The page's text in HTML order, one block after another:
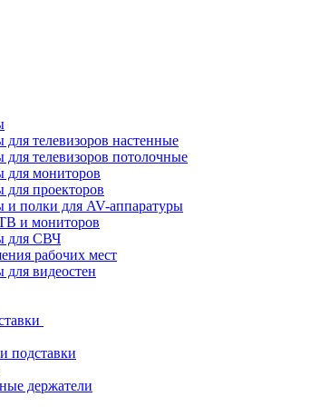
телевизоров настенные
телевизоров потолочные
мониторов
проекторов
полки для AV-аппаратуры
и мониторов
для СВЧ
рабочих мест
видеостен
подставки
держатели